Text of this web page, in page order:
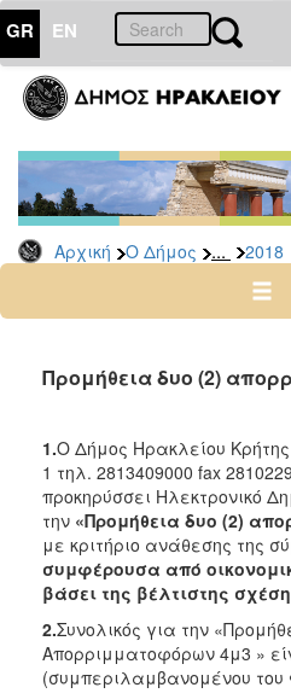
GR EN
Αρχική Ο Δήμος ... 2018
ΔΗΜΟΣ
Διακηρύξεις
Δημοπρασίες
Αρχείο
2025
2023
2021
2020
2019
2018
2017
2016
2015
Προμήθεια δυο (2)
1.Ο Δήμος Ηρακλείου
1 τηλ. 2813409000 fax
προκηρύσσει Ηλεκτρονικό
την «Προμήθεια δυο (2)
με κριτήριο ανάθεσης της
συμφέρουσα από
βάσει της βέλτιστης
2.Συνολικός για την
Απορριμματοφόρων 4μ3 »
(συμπεριλαμβανομένου του